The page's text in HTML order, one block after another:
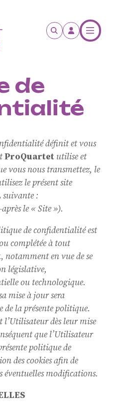
de
définit et vous
ProQuartet utilise et
vous nous transmettez, le
le présent site
suivante :
le « Site »).
de confidentialité est
complétée à tout
, notamment en vue de se
législative,
ou technologique.
mise à jour sera
de la présente politique.
l’Utilisateur dès leur mise
que l’Utilisateur
politique de
des cookies afin de
éventuelles modifications.